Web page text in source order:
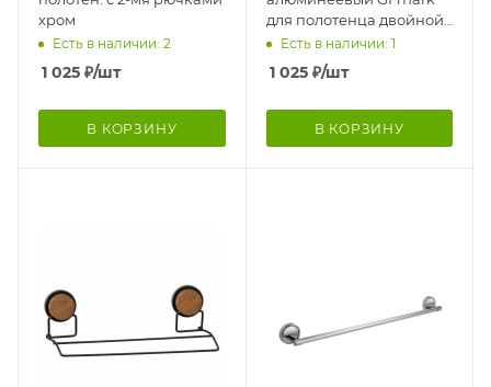
хром
Есть в наличии: 2
1 025 ₽/шт
В КОРЗИНУ
для полотенца двойной
1035Есть в наличии: 1
1 025₽/шт
В КОРЗИНУ